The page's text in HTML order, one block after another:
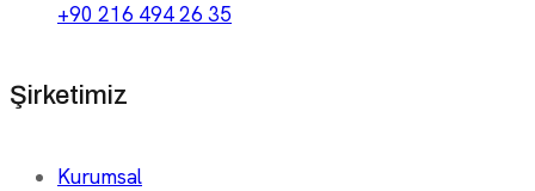
+90 216 494 26 35
Şirketimiz
Kurumsal